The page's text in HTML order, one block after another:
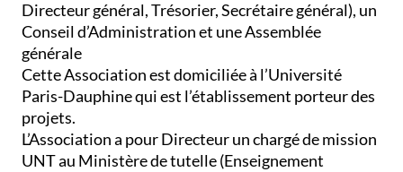
Directeur général, Trésorier, Secrétaire général), un
Conseil d’Administration et une Assemblée
générale
Cette Association est domiciliée à l’Université
Paris-Dauphine qui est l’établissement porteur des
projets.
L’Association a pour Directeur un chargé de mission
UNT au Ministère de tutelle (Enseignement